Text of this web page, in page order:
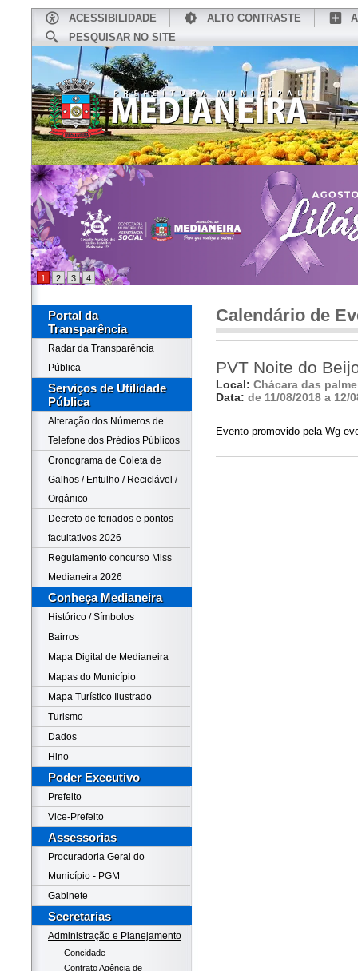
ACESSIBILIDADE ALTO CONTRASTE
PESQUISAR NO SITE
CONHEÇA MEDIANEIRA
1 2 3 4
Portal da
Transparência
Radar da Transparência
Pública
Serviços de Utilidade
Pública
Alteração dos Números de
Telefone dos Prédios Públicos
Cronograma de Coleta de
Galhos / Entulho / Reciclável /
Orgânico
Decreto de feriados e pontos
facultativos 2026
Regulamento concurso Miss
Medianeira 2026
Conheça Medianeira
Histórico / Símbolos
Bairros
Mapa Digital de Medianeira
Mapas do Município
Mapa Turístico Ilustrado
Turismo
Dados
Hino
Poder Executivo
Prefeito
Vice-Prefeito
Assessorias
Procuradoria Geral do
Município - PGM
Gabinete
Secretarias
Administração e Planejamento
Concidade
Contrato Agência de
Calendário de
PVT Noite do
Local: Chácara das
Data: de 11/08/2018 a 12/
Evento promovido pela Wg